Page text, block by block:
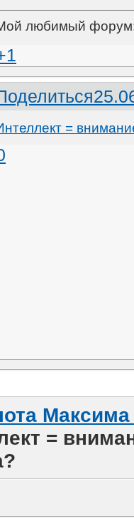
любимый
=
=